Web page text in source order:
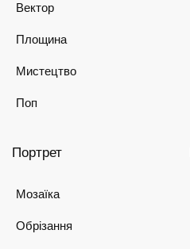
Вектор
Площина
Мистецтво
Поп
Портрет
Мозаїка
Обрізання